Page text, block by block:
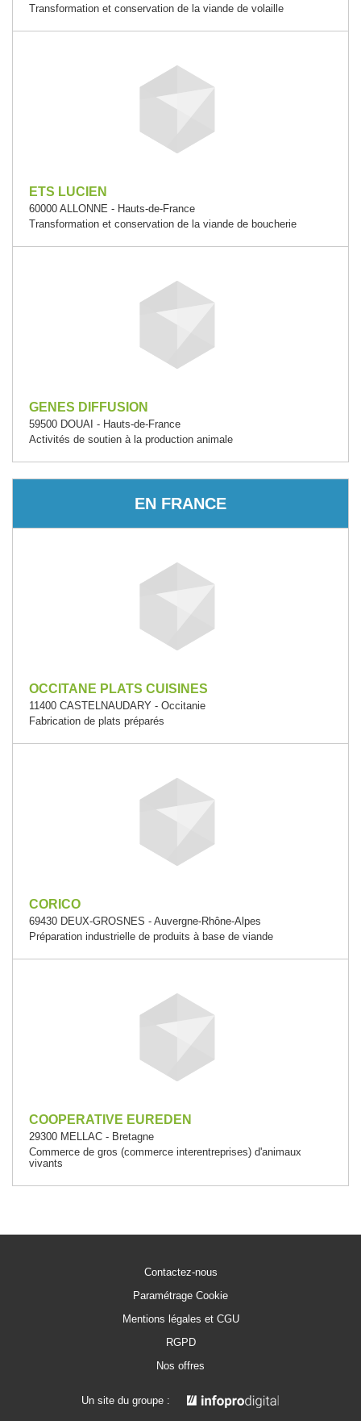
Transformation et conservation de la viande de volaille
ETS LUCIEN
60000 ALLONNE - Hauts-de-France
Transformation et conservation de la viande de boucherie
GENES DIFFUSION
59500 DOUAI - Hauts-de-France
Activités de soutien à la production animale
EN FRANCE
OCCITANE PLATS CUISINES
11400 CASTELNAUDARY - Occitanie
Fabrication de plats préparés
CORICO
69430 DEUX-GROSNES - Auvergne-Rhône-Alpes
Préparation industrielle de produits à base de viande
COOPERATIVE EUREDEN
29300 MELLAC - Bretagne
Commerce de gros (commerce interentreprises) d'animaux
vivants
Contactez-nous
Paramétrage Cookie
Mentions légales et CGU
RGPD
Nos offres
Un site du groupe :